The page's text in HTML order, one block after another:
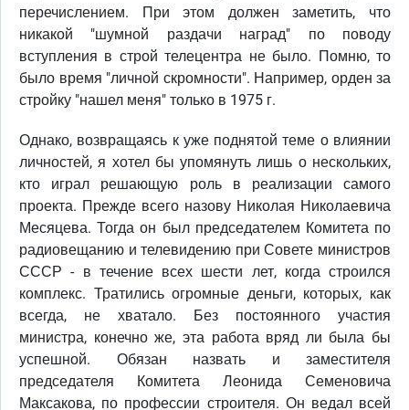
перечислением. При этом должен заметить, что
никакой "шумной раздачи наград" по поводу
вступления в строй телецентра не было. Помню, то
было время "личной скромности". Например, орден за
стройку "нашел меня" только в 1975 г.
Однако, возвращаясь к уже поднятой теме о влиянии
личностей, я хотел бы упомянуть лишь о нескольких,
кто играл решающую роль в реализации самого
проекта. Прежде всего назову Николая Николаевича
Месяцева. Тогда он был председателем Комитета по
радиовещанию и телевидению при Совете министров
СССР - в течение всех шести лет, когда строился
комплекс. Тратились огромные деньги, которых, как
всегда, не хватало. Без постоянного участия
министра, конечно же, эта работа вряд ли была бы
успешной. Обязан назвать и заместителя
председателя Комитета Леонида Семеновича
Максакова, по профессии строителя. Он ведал всей